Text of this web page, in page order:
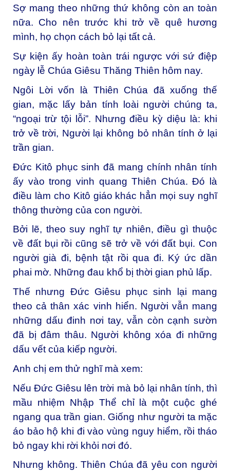
Sợ mang theo những thứ không còn an toàn
nữa. Cho nên trước khi trở về quê hương
mình, họ chọn cách bỏ lại tất cả.
Sự kiện ấy hoàn toàn trái ngược với sứ điệp
ngày lễ Chúa Giêsu Thăng Thiên hôm nay.
Ngôi Lời vốn là Thiên Chúa đã xuống thế
gian, mặc lấy bản tính loài người chúng ta,
“ngoại trừ tội lỗi”. Nhưng điều kỳ diệu là: khi
trở về trời, Người lại không bỏ nhân tính ở lại
trần gian.
Đức Kitô phục sinh đã mang chính nhân tính
ấy vào trong vinh quang Thiên Chúa. Đó là
điều làm cho Kitô giáo khác hẳn mọi suy nghĩ
thông thường của con người.
Bởi lẽ, theo suy nghĩ tự nhiên, điều gì thuộc
về đất bụi rồi cũng sẽ trở về với đất bụi. Con
người già đi, bệnh tật rồi qua đi. Ký ức dần
phai mờ. Những đau khổ bị thời gian phủ lấp.
Thế nhưng Đức Giêsu phục sinh lại mang
theo cả thân xác vinh hiển. Người vẫn mang
những dấu đinh nơi tay, vẫn còn cạnh sườn
đã bị đâm thâu. Người không xóa đi những
dấu vết của kiếp người.
Anh chị em thử nghĩ mà xem:
Nếu Đức Giêsu lên trời mà bỏ lại nhân tính, thì
mầu nhiệm Nhập Thể chỉ là một cuộc ghé
ngang qua trần gian. Giống như người ta mặc
áo bảo hộ khi đi vào vùng nguy hiểm, rồi tháo
bỏ ngay khi rời khỏi nơi đó.
Nhưng không. Thiên Chúa đã yêu con người